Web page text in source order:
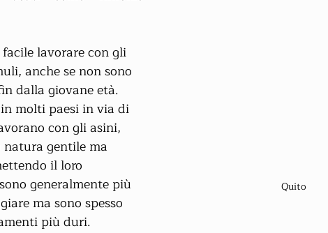
Quito
lavorare con gli
anche se non sono
dalla giovane età.
molti paesi in via di
con gli asini,
gentile ma
il loro
generalmente più
ma sono spesso
più duri.